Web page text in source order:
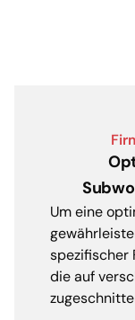
Um eine
spezifischer
die auf